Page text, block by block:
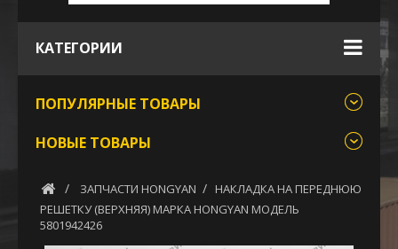
КАТЕГОРИИ
ПОПУЛЯРНЫЕ ТОВАРЫ
НОВЫЕ ТОВАРЫ
ЗАПЧАСТИ HONGYAN
НАКЛАДКА НА ПЕРЕДНЮЮ
РЕШЕТКУ (ВЕРХНЯЯ) МАРКА HONGYAN МОДЕЛЬ
5801942426